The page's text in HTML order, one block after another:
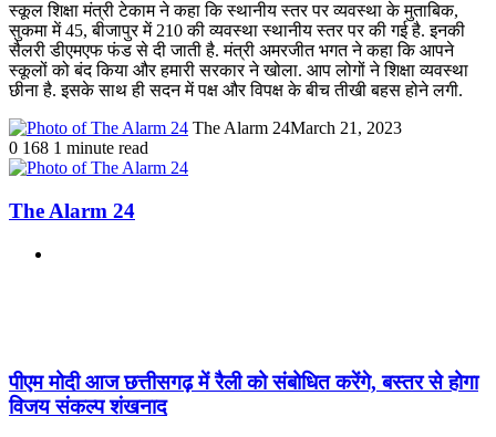
स्कूल शिक्षा मंत्री टेकाम ने कहा कि स्थानीय स्तर पर व्यवस्था के मुताबिक,
सुकमा में 45, बीजापुर में 210 की व्यवस्था स्थानीय स्तर पर की गई है. इनकी
सैलरी डीएमएफ फंड से दी जाती है. मंत्री अमरजीत भगत ने कहा कि आपने
स्कूलों को बंद किया और हमारी सरकार ने खोला. आप लोगों ने शिक्षा व्यवस्था
छीना है. इसके साथ ही सदन में पक्ष और विपक्ष के बीच तीखी बहस होने लगी.
The Alarm 24March 21, 2023
0 168 1 minute read
The Alarm 24
पीएम मोदी आज छत्तीसगढ़ में रैली को संबोधित करेंगे, बस्तर से होगा
विजय संकल्प शंखनाद